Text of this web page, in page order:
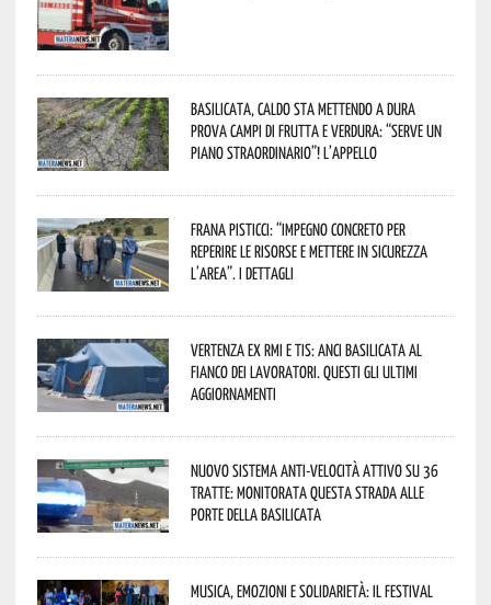
Basilicata, caldo sta mettendo a dura
prova campi di frutta e verdura: “Serve un
piano straordinario”! L’appello
Frana Pisticci: “Impegno concreto per
reperire le risorse e mettere in sicurezza
l’area”. I dettagli
Vertenza ex RMI e TIS: ANCI Basilicata al
fianco dei lavoratori. Questi gli ultimi
aggiornamenti
Nuovo sistema anti-velocità attivo su 36
tratte: monitorata questa strada alle
porte della Basilicata
Musica, emozioni e solidarietà: il Festival